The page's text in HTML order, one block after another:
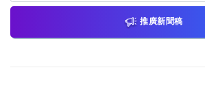
推廣新聞稿